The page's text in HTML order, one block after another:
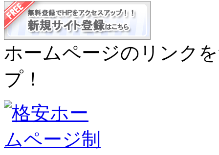
ホームページのリンク
プ！